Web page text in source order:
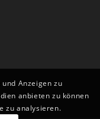
Anzeigen zu
anbieten zu können
zu analysieren.